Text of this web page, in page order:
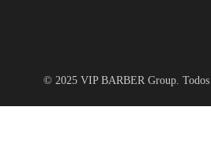
© 2025 VIP BARBER Group. Todos